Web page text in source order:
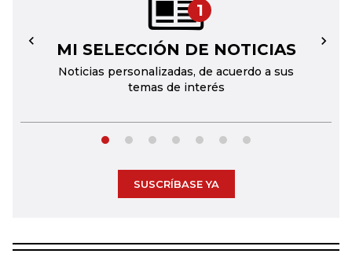
1
MI SELECCIÓN DE NOTICIAS
Noticias personalizadas, de acuerdo a sus
temas de interés
← →
SUSCRÍBASE YA